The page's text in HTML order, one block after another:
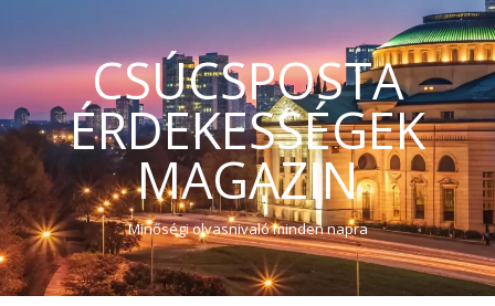
CSÚCSPOSTA
ÉRDEKESSÉGEK
MAGAZIN
Minőségi olvasnivaló minden napra